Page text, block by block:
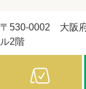
〒530-0002 大阪
ル2階